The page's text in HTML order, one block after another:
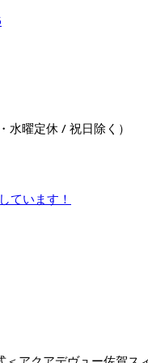
曜定休 / 祝日除く）
ています！